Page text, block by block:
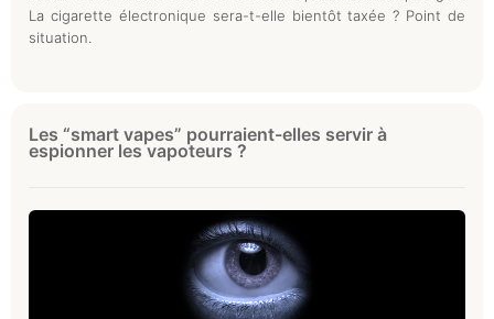
La cigarette électronique sera-t-elle bientôt taxée ? Point de
situation.
Les “smart vapes” pourraient-elles servir à
espionner les vapoteurs ?